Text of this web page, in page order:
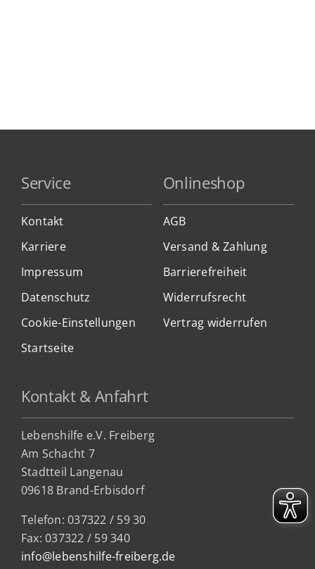
Service
Kontakt
Karriere
Impressum
Datenschutz
Cookie-Einstellungen
Startseite
Onlineshop
AGB
Versand & Zahlung
Barrierefreiheit
Widerrufsrecht
Vertrag widerrufen
Kontakt & Anfahrt
Lebenshilfe e.V. Freiberg
Am Schacht 7
Stadtteil Langenau
09618 Brand-Erbisdorf
Telefon: 037322 / 59 30
Fax: 037322 / 59 340
info@lebenshilfe-freiberg.de